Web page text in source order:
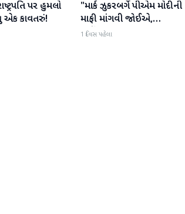
પર હુમલો
એક કાવતરું!
આંતરરાષ્ટ્રીય
"માર્ક ઝુકરબર્ગે પીએમ મોદીની
માફી માંગવી જોઈએ,
નહીંતર..."
1 દિવસ પહેલા